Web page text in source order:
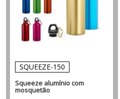
SQUEEZE-150
Squeeze alumínio com
mosquetão